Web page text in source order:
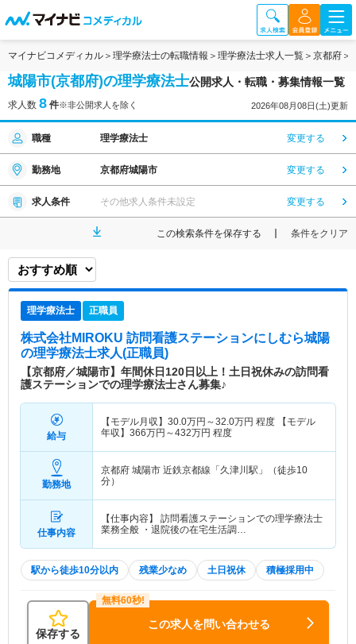
マイナビコメディカル 理学療法士の転職情報 理学療法士求人一覧 京都府
城陽市(京都府)の理学療法士公開求人・転職・募集情報一覧
求人数 8 件※非公開求人を除く 2026年08月08日(土)更新
職種 理学療法士 変更する
勤務地 京都府城陽市 変更する
求人条件 その他求人条件未設定 変更する
この検索条件を保存する 条件をクリア
理学療法士 正職員
株式会社MIROKU 訪問看護ステーションにしむら城陽
の理学療法士求人(正職員)
【京都府／城陽市】年間休日120日以上！土日祝休みの訪問看
護ステーションでの理学療法士さん募集♪
給与
【モデル月収】 30.0万円～32.0万円 程度 【モデル
年収】 366万円～432万円 程度
勤務地
京都府 城陽市 近鉄京都線「久津川駅」（徒歩10
分）
仕事内容
【仕事内容】 訪問看護ステーションでの理学療法士
業務全般 ・退院後の在宅生活調…
駅から徒歩10分以内 残業少なめ 土日祝休 積極採用中
保存する
この求人を問い合わせる